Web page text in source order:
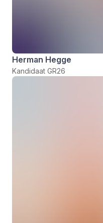
Herman Hegge
Kandidaat GR26